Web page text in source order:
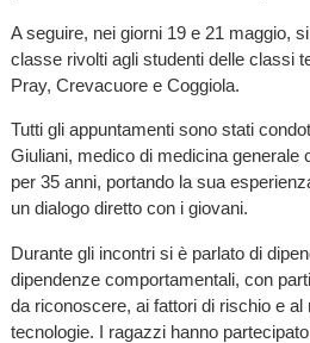
A seguire, nei giorni 19 e 21 maggio,
classe rivolti agli studenti delle classi
Pray, Crevacuore e Coggiola.
Tutti gli appuntamenti sono stati
Giuliani, medico di medicina
per 35 anni, portando la sua
un dialogo diretto con i giovani.
Durante gli incontri si è parlato di
dipendenze comportamentali, con
da riconoscere, ai fattori di rischio e al
tecnologie. I ragazzi hanno